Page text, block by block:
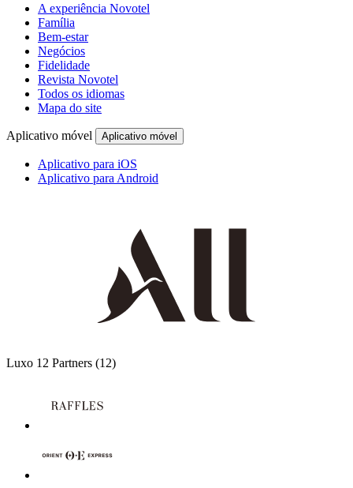
A experiência Novotel
Família
Bem-estar
Negócios
Fidelidade
Revista Novotel
Todos os idiomas
Mapa do site
Aplicativo móvel Aplicativo móvel
Aplicativo para iOS
Aplicativo para Android
Luxo 12 Partners (12)